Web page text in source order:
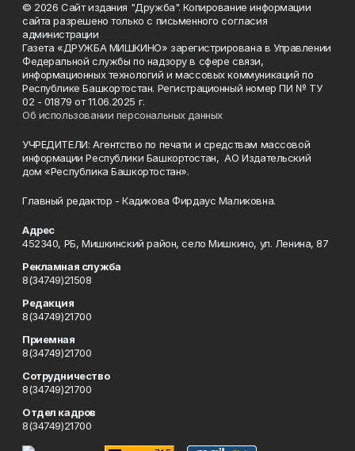
© 2026 Сайт издания "Дружба". Копирование информации
сайта разрешено только с письменного согласия
администрации
Газета «ДРУЖБА МИШКИНО» зарегистрирована в Управлении
Федеральной службы по надзору в сфере связи,
информационных технологий и массовых коммуникаций по
Республике Башкортостан. Регистрационный номер ПИ № ТУ
02 - 01879 от 11.06.2025 г.
Об использовании персональных данных
УЧРЕДИТЕЛИ: Агентство по печати и средствам массовой
информации Республики Башкортостан, АО Издательский
дом «Республика Башкортостан».
Главный редактор - Кадикова Фирдаус Маликовна.
Адрес
452340, РБ, Мишкинский район, село Мишкино, ул. Ленина, 87
Рекламная служба
8(34749)21508
Редакция
8(34749)21700
Приемная
8(34749)21700
Сотрудничество
8(34749)21700
Отдел кадров
8(34749)21700